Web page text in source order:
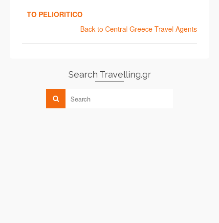
TO PELIORITICO
Back to Central Greece Travel Agents
Search Travelling.gr